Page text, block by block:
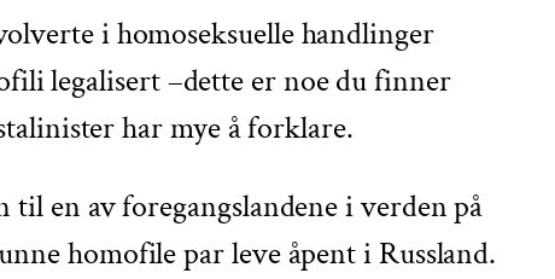
i homoseksuelle handlinger
legalisert –dette er noe du finner
har mye å forklare.
en av foregangslandene i verden på
homofile par leve åpent i Russland.